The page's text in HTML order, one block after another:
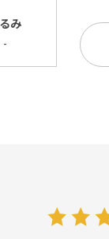
み
-